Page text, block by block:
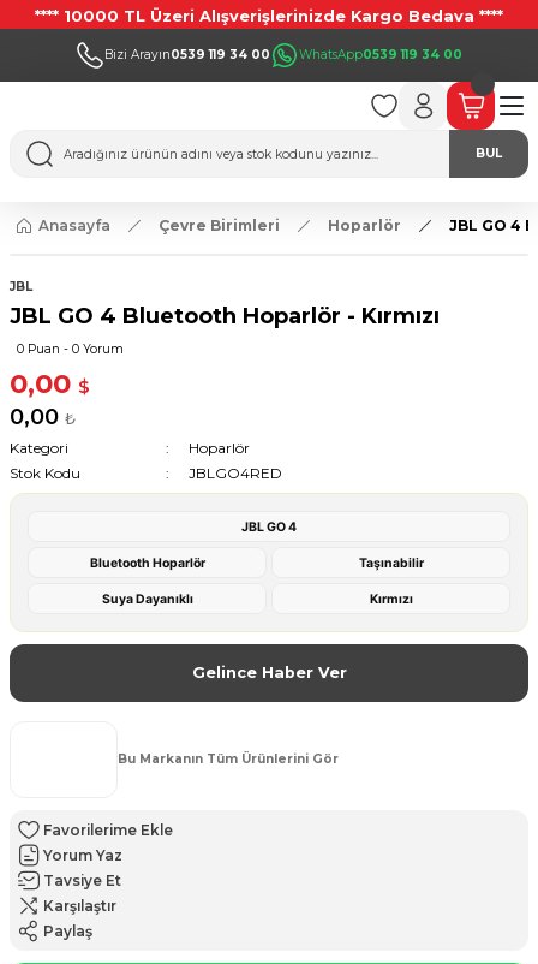
**** 10000 TL Üzeri Alışverişlerinizde Kargo Bedava ****
Bizi Arayın0539 119 34 00 WhatsApp0539 119 34 00
BUL
Anasayfa Çevre Birimleri Hoparlör JBL GO 4
JBL
JBL GO 4 Bluetooth Hoparlör - Kırmızı
0 Puan - 0 Yorum
0,00 $
0,00 ₺
Kategori
Hoparlör
Stok Kodu
JBLGO4RED
JBL GO 4
Bluetooth Hoparlör Taşınabilir
Suya Dayanıklı Kırmızı
Gelince Haber Ver
Bu Markanın Tüm Ürünlerini Gör
Yorum Yaz
Tavsiye Et
Karşılaştır
Paylaş